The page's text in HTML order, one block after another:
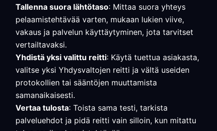
Tallenna suora lähtötaso: Mittaa suora yhteys
pelaamistehtävää varten, mukaan lukien viive,
vakaus ja palvelun käyttäytyminen, jota tarvitset
vertailtavaksi.
Yhdistä yksi valittu reitti: Käytä tuettua asiakasta,
valitse yksi Yhdysvaltojen reitti ja vältä useiden
protokollien tai sääntöjen muuttamista
samanaikaisesti.
Vertaa tulosta: Toista sama testi, tarkista
palveluehdot ja pidä reitti vain silloin, kun mitattu